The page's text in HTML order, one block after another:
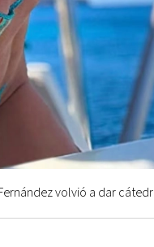
volvió a dar